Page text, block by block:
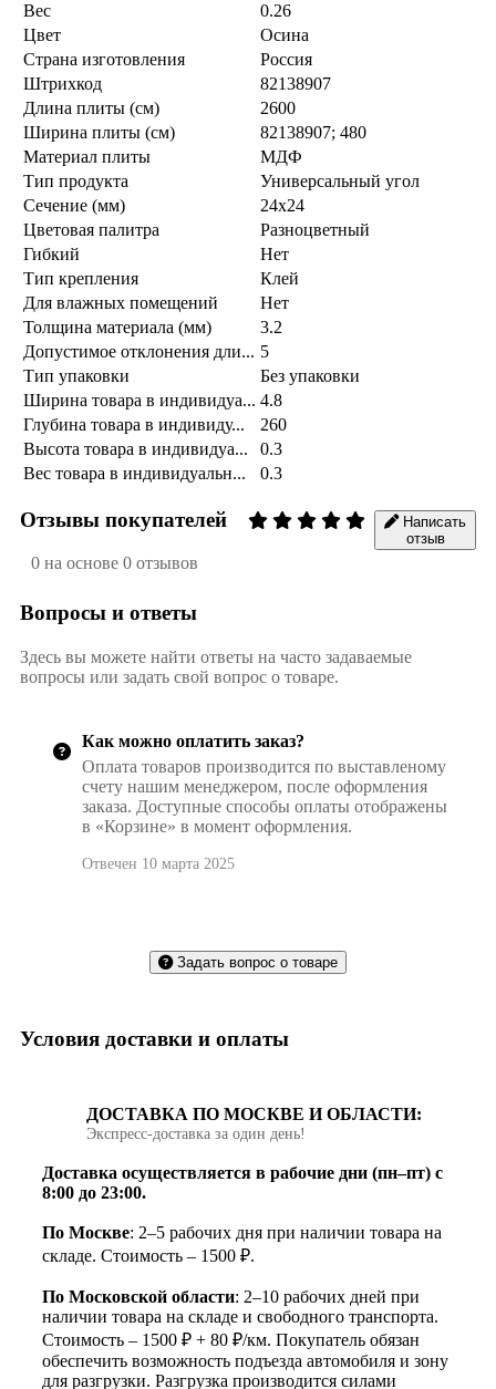
Вес
0.26
Цвет
Осина
Страна изготовления
Россия
Штрихкод
82138907
Длина плиты (см)
2600
Ширина плиты (см)
82138907; 480
Материал плиты
МДФ
Тип продукта
Универсальный угол
Сечение (мм)
24x24
Цветовая палитра
Разноцветный
Гибкий
Нет
Тип крепления
Клей
Для влажных помещений
Нет
Толщина материала (мм)
3.2
Допустимое отклонения дли... 5
Тип упаковки
Без упаковки
Ширина товара в индивидуа... 4.8
Глубина товара в индивиду...
260
Высота товара в индивидуа...
0.3
Вес товара в индивидуальн...
0.3
Отзывы покупателей
0 на основе 0 отзывов
Написать
отзыв
Вопросы и ответы
Здесь вы можете найти ответы на часто задаваемые
вопросы или задать свой вопрос о товаре.
Как можно оплатить заказ?
Оплата товаров производится по выставленому
счету нашим менеджером, после оформления
заказа. Доступные способы оплаты отображены
в «Корзине» в момент оформления.
Отвечен 10 марта 2025
Задать вопрос о товаре
Условия доставки и оплаты
ДОСТАВКА ПО МОСКВЕ И ОБЛАСТИ:
Экспресс‑доставка за один день!
Доставка осуществляется в рабочие дни (пн–пт) с
8:00 до 23:00.
По Москве: 2–5 рабочих дня при наличии товара на
складе. Стоимость – 1500 ₽.
По Московской области: 2–10 рабочих дней при
наличии товара на складе и свободного транспорта.
Стоимость – 1500 ₽ + 80 ₽/км. Покупатель обязан
обеспечить возможность подъезда автомобиля и зону
для разгрузки. Разгрузка производится силами